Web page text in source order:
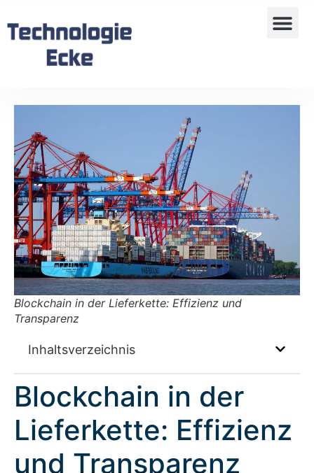
Blockchain in der Lieferkette: Effizienz und
Transparenz
Inhaltsverzeichnis
Blockchain in der
Lieferkette: Effizienz
und Transparenz